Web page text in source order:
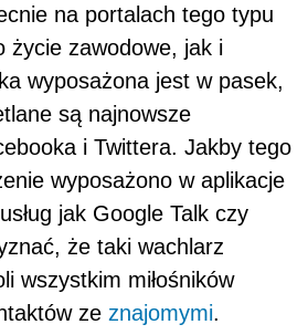
na portalach tego typu
życie zawodowe, jak i
wyposażona jest w pasek,
są najnowsze
i Twittera. Jakby tego
wyposażono w aplikacje
jak Google Talk czy
że taki wachlarz
wszystkim miłośników
ze znajomymi.